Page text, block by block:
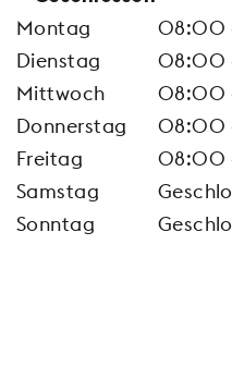
Montag
08:00
Dienstag
08:00
Mittwoch
08:00
Donnerstag
08:00
Freitag
08:00
Samstag
Sonntag